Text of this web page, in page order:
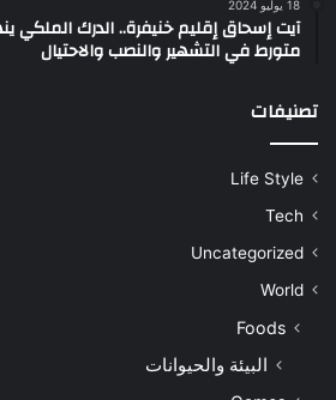
18 يوليو 2024
آيت إسحاق إقليم خنيفرة.. الدرك الملكي
متورط في التشهير والنصب والاحتيال
تصنيفات
Life Style
Tech
Uncategorized
World
Foods
البيئة والحيوانات